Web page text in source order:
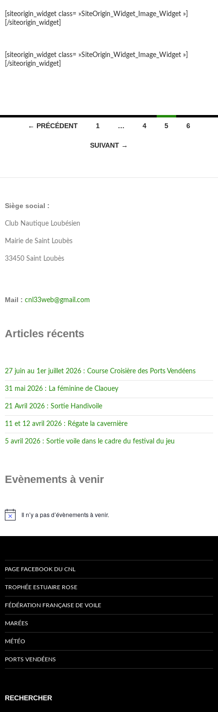
[siteorigin_widget class= »SiteOrigin_Widget_Image_Widget »]
[/siteorigin_widget]
[siteorigin_widget class= »SiteOrigin_Widget_Image_Widget »]
[/siteorigin_widget]
Navigation
← PRÉCÉDENT 1 … 4 5 6
SUIVANT →
Siège social :
Club Nautique Loubésien
Mairie de Saint Loubès
33450 Saint Loubès
Mail : cnl33web@gmail.com
Articles récents
27 juin au 1er juillet 2026 : Course Croisière des Ports Vendéens
31 mai 2026 : La féminine de Claouey
21 Avril 2026 : Sortie Handivoile
11 et 12 avril 2026 : Régate la cavernière
5 avril 2026 : Sortie voile dans le cadre du festival du jeu
Evènements à venir
Notice Il n’y a pas d’évènements à venir.
PAGE FACEBOOK DU CNL
TROPHÉE ESTUAIRE ROSE
FÉDÉRATION FRANÇAISE DE VOILE
MARÉES
MÉTÉO
PORTS VENDÉENS
RECHERCHER